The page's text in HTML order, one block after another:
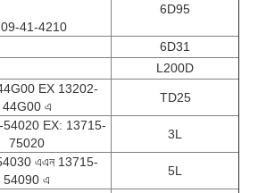
41-4210
6D95
6D31
L200D
EX 13202-
44G00 এ
TD25
54020 EX: 13715-
75020
3L
এএন 13715-
54090 এ
5L